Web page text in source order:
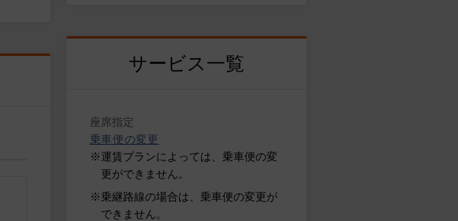
サービス一覧
座席指定
乗車便の変更
※運賃プランによっては、乗車便の変
更ができません。
※乗継路線の場合は、乗車便の変更が
できません。